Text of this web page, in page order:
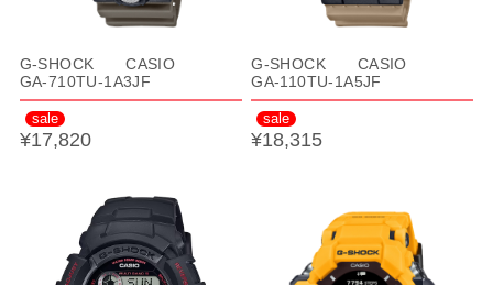
G-SHOCK CASIO
GA-710TU-1A3JF
sale
¥17,820
G-SHOCK CASIO
GA-110TU-1A5JF
sale
¥18,315